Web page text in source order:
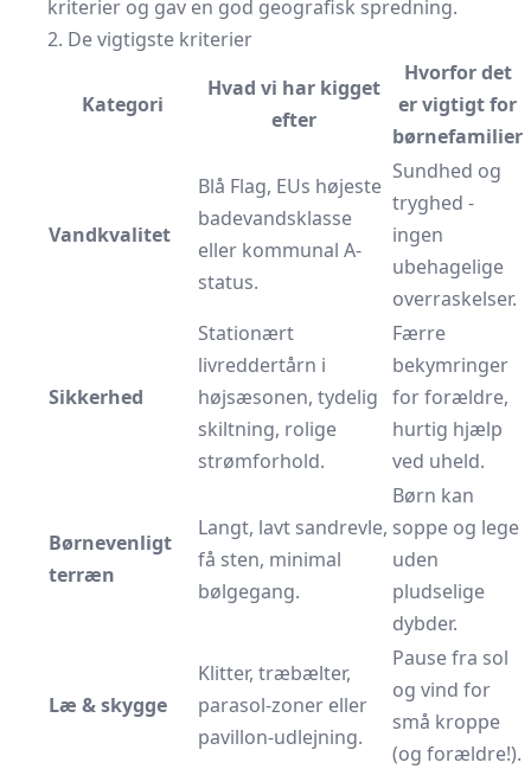
kriterier og gav en god geografisk spredning.
2. De vigtigste kriterier
Kategori
Hvad vi har kigget
efter
Hvorfor det
er vigtigt for
børnefamilier
Vandkvalitet
Blå Flag, EUs højeste
badevandsklasse
eller kommunal A-
status.
Sundhed og
tryghed -
ingen
ubehagelige
overraskelser.
Sikkerhed
Stationært
livreddertårn i
højsæsonen, tydelig
skiltning, rolige
strømforhold.
Færre
bekymringer
for forældre,
hurtig hjælp
ved uheld.
Børnevenligt
terræn
Langt, lavt sandrevle,
få sten, minimal
bølgegang.
Børn kan
soppe og lege
uden
pludselige
dybder.
Læ & skygge
Klitter, træbælter,
parasol-zoner eller
pavillon-udlejning.
Pause fra sol
og vind for
små kroppe
(og forældre!).